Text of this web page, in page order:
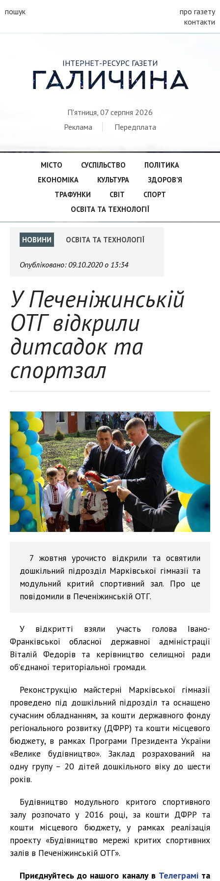
пошук
про газету
контакти
ІНТЕРНЕТ-РЕСУРС ГАЗЕТИ
ГАЛИЧИНА
П'ятниця, 07 серпня 2026
Реклама
Передплата
МІСТО СУСПІЛЬСТВО
ПОЛІТИКА
ЕКОНОМІКА
КУЛЬТУРА
ЗДОРОВ’Я
ТРАФУНКИ
СВІТ
СПОРТ
ОСВІТА ТА ТЕХНОЛОГІЇ
НОВИНИ ОСВІТА ТА ТЕХНОЛОГІЇ
Опубліковано: 09.10.2020 о 13:34
У Печеніжинській
ОТГ відкрили
дитсадок та
спортзал
7 жовтня урочисто відкрили та освятили
дошкільний підрозділ Марківської гімназії та
модульний критий спортивний зал. Про це
повідомили в Печеніжинській ОТГ.
У відкритті взяли участь голова Івано-
Франківської обласної державної адміністрації
Віталій Федорів та керівництво селищної ради
об’єднаної територіальної громади.
Реконструкцію майстерні Марківської гімназії
проведено під дошкільний підрозділ та оснащено
сучасним обладнанням, за кошти державного фонду
регіонального розвитку (ДФРР) та кошти місцевого
бюджету, в рамках Програми Президента України
«Велике будівництво». Заклад розрахований на
одну групу – 20 дітей дошкільного віку до шести
років.
Будівництво модульного критого спортивного
залу розпочато у 2016 році, за кошти ДФРР та
кошти місцевого бюджету, у рамках реалізація
проекту «Будівництво мережі критих спортивних
залів в Печеніжинській ОТГ».
Приєднуйтесь до нашого каналу в Телеграміта